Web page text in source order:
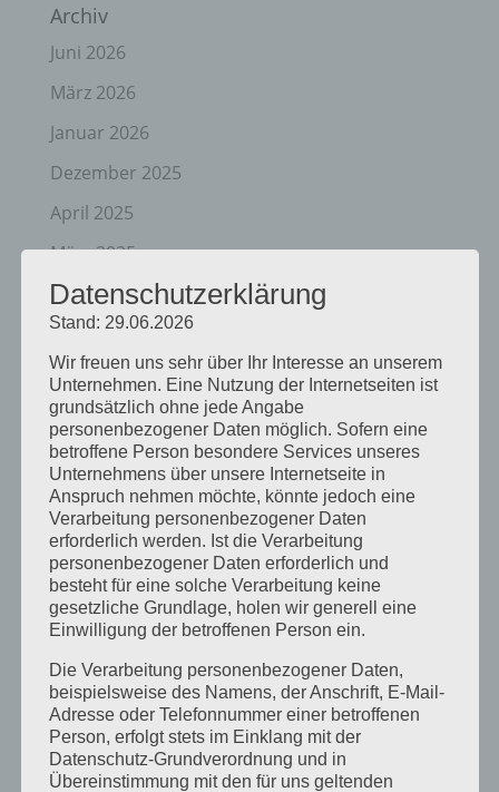
Archiv
Juni 2026
März 2026
Januar 2026
Dezember 2025
April 2025
März 2025
Februar 2025
Januar 2025
Dezember 2024
September 2024
August 2024
April 2024
März 2024
Januar 2024
Dezember 2023
Oktober 2023
September 2023
Juli 2023
Datenschutzerklärung
Stand: 29.06.2026
Wir freuen uns sehr über Ihr Interesse an unserem
Unternehmen. Eine Nutzung der Internetseiten ist
grundsätzlich ohne jede Angabe
personenbezogener Daten möglich. Sofern eine
betroffene Person besondere Services unseres
Unternehmens über unsere Internetseite in
Anspruch nehmen möchte, könnte jedoch eine
Verarbeitung personenbezogener Daten
erforderlich werden. Ist die Verarbeitung
personenbezogener Daten erforderlich und
besteht für eine solche Verarbeitung keine
gesetzliche Grundlage, holen wir generell eine
Einwilligung der betroffenen Person ein.
Die Verarbeitung personenbezogener Daten,
beispielsweise des Namens, der Anschrift, E-Mail-
Adresse oder Telefonnummer einer betroffenen
Person, erfolgt stets im Einklang mit der
Datenschutz-Grundverordnung und in
Übereinstimmung mit den für uns geltenden